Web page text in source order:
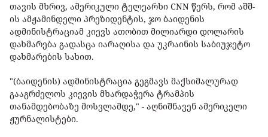
თავის მხრივ, ამერიკული ტელეარხი CNN წერს, რომ აშშ-
ის ამჟამინდელი პრეზიდენტის, ჯო ბაიდენის
ადმინისტრაციამ კიევს ათობით მილიარდი დოლარის
დახმარება გადასცა იარაღისა და უკრაინის საბიუჯეტო
დახმარების სახით.
"(ბაიდენის) ადმინისტრაცია გეგმავს მაქსიმალურად
გააგრძელოს კიევის მხარდაჭერა ტრამპის
თანამდებობაზე მოსვლამდე," - აღნიშნავენ ამერიკელი
ჟურნალისტები.